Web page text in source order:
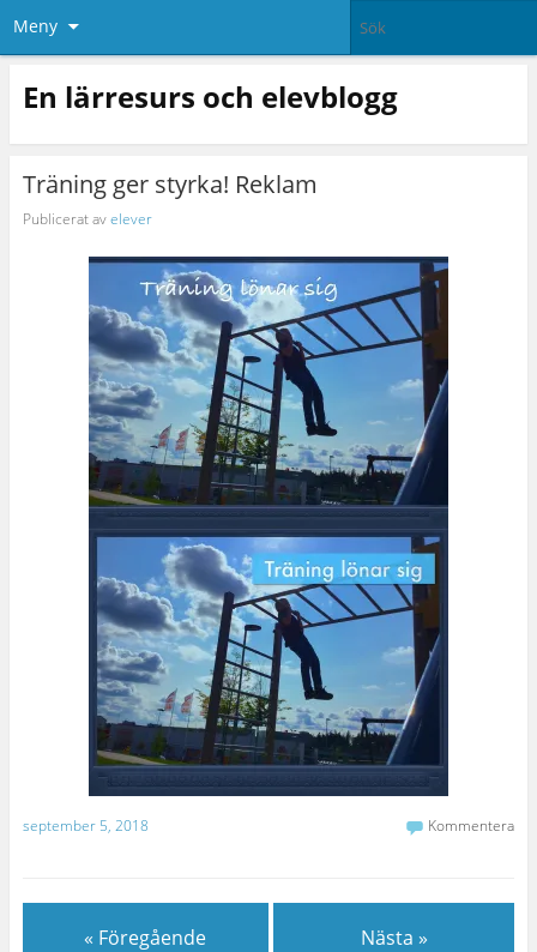
Meny
En lärresurs och elevblogg
Träning ger styrka! Reklam
Publicerat avelever
september 5, 2018 Kommentera
« Föregående Nästa »